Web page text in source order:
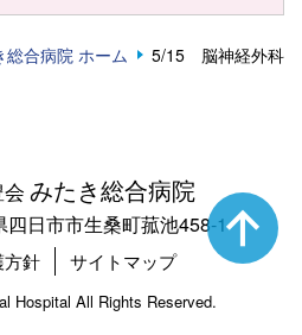
総合病院 ホーム 5/15 脳神経外科
みたき総合病院
四日市市生桑町菰池458-1
針 サイトマップ
Hospital All Rights Reserved.